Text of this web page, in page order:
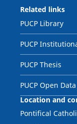
Related links
PUCP Library
PUCP
PUCP Thesis
PUCP Open
Location and
Pontifical